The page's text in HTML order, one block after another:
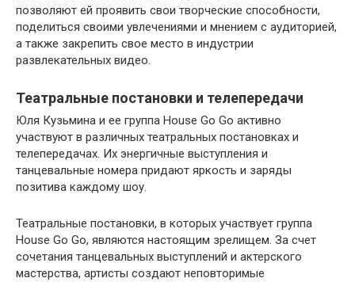
позволяют ей проявить свои творческие способности,
поделиться своими увлечениями и мнением с аудиторией,
а также закрепить свое место в индустрии
развлекательных видео.
Театральные постановки и телепередачи
Юля Кузьмина и ее группа House Go Go активно
участвуют в различных театральных постановках и
телепередачах. Их энергичные выступления и
танцевальные номера придают яркость и заряды
позитива каждому шоу.
Театральные постановки, в которых участвует группа
House Go Go, являются настоящим зрелищем. За счет
сочетания танцевальных выступлений и актерского
мастерства, артисты создают неповторимые